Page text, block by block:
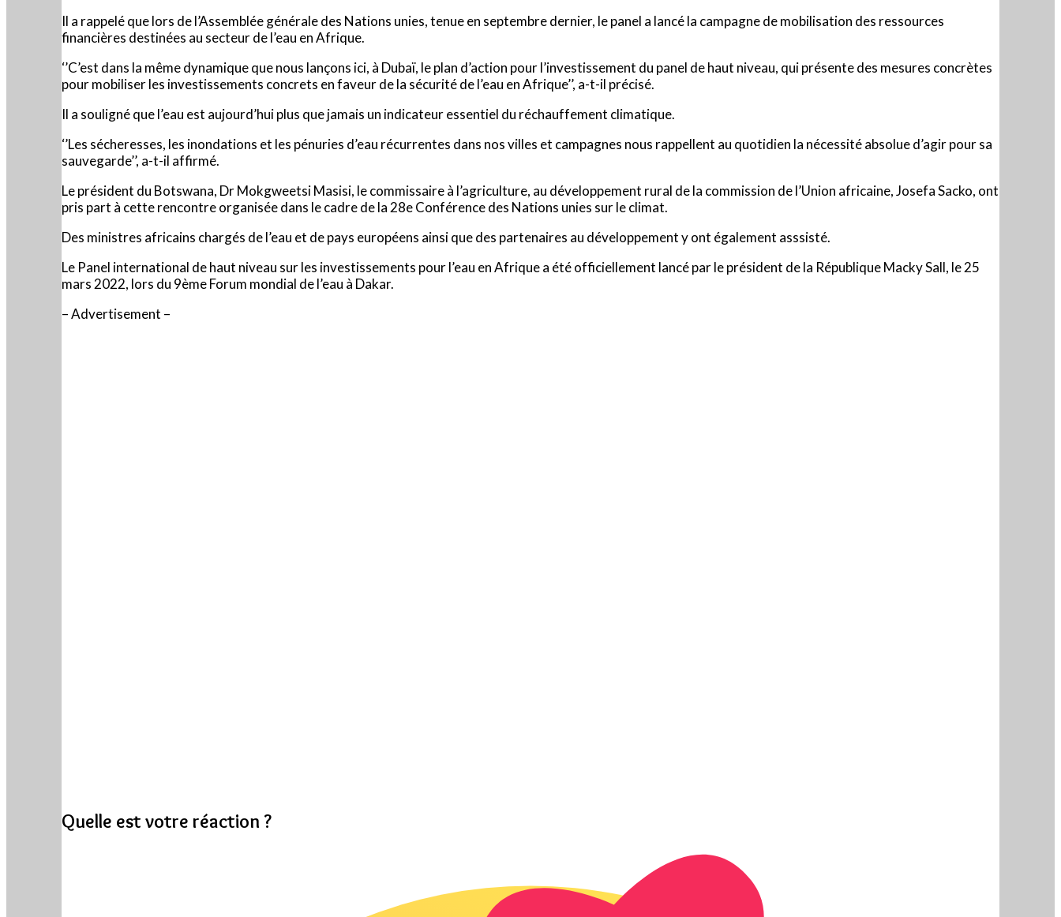
Il a rappelé que lors de l’Assemblée générale des Nations unies, tenue en septembre dernier, le panel a lancé la campagne de mobilisation des ressources
financières destinées au secteur de l’eau en Afrique.
‘’C’est dans la même dynamique que nous lançons ici, à Dubaï, le plan d’action pour l’investissement du panel de haut niveau, qui présente des mesures concrètes
pour mobiliser les investissements concrets en faveur de la sécurité de l’eau en Afrique’’, a-t-il précisé.
Il a souligné que l’eau est aujourd’hui plus que jamais un indicateur essentiel du réchauffement climatique.
‘’Les sécheresses, les inondations et les pénuries d’eau récurrentes dans nos villes et campagnes nous rappellent au quotidien la nécessité absolue d’agir pour sa
sauvegarde’’, a-t-il affirmé.
Le président du Botswana, Dr Mokgweetsi Masisi, le commissaire à l’agriculture, au développement rural de la commission de l’Union africaine, Josefa Sacko, ont
pris part à cette rencontre organisée dans le cadre de la 28e Conférence des Nations unies sur le climat.
Des ministres africains chargés de l’eau et de pays européens ainsi que des partenaires au développement y ont également asssisté.
Le Panel international de haut niveau sur les investissements pour l’eau en Afrique a été officiellement lancé par le président de la République Macky Sall, le 25
mars 2022, lors du 9ème Forum mondial de l’eau à Dakar.
– Advertisement –
Quelle est votre réaction ?